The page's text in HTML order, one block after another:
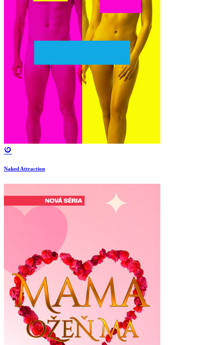
Naked Attraction